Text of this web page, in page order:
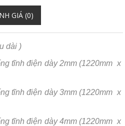
GIÁ (0)
dài )
tĩnh điện dày 2mm (1220mm x
tĩnh điện dày 3mm (1220mm x
tĩnh điện dày 4mm (1220mm x